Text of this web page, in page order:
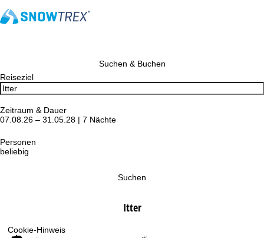
Cookie-Hinweis
Suchen & Buchen
Reiseziel
Zeitraum & Dauer
07.08.26 – 31.05.28 | 7 Nächte
Personen
beliebig
Suchen
Itter